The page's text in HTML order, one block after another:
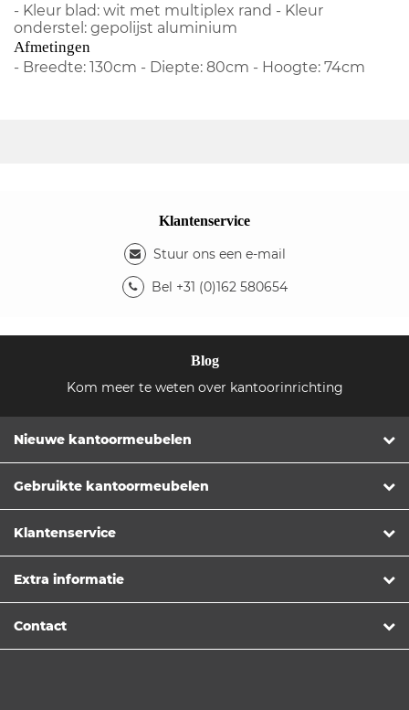
- Kleur blad: wit met multiplex rand - Kleur
onderstel: gepolijst aluminium
Afmetingen
- Breedte: 130cm - Diepte: 80cm - Hoogte: 74cm
Klantenservice
Stuur ons een e-mail
Bel +31 (0)162 580654
Blog
Kom meer te weten over kantoorinrichting
Nieuwe kantoormeubelen
Gebruikte kantoormeubelen
Klantenservice
Extra informatie
Contact